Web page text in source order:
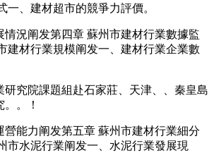
一、建材超市的競爭力評價。
況阐发第四章 蘇州市建材行業數據監
建材行業規模阐发一、建材行業企業數
究院課題組赴石家莊、天津、、秦皇島
。！
能力阐发第五章 蘇州市建材行業細分
市水泥行業阐发一、水泥行業發展現